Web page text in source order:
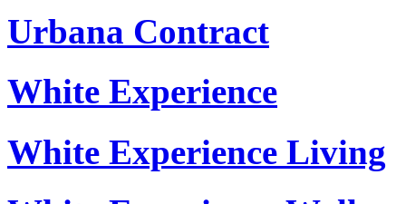
Urbana Contract
White Experience
White Experience Living